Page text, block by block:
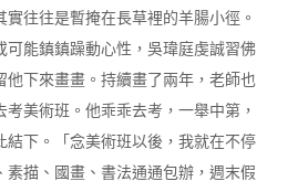
往往是暫掩在長草裡的羊腸小徑。
可能鎮鎮躁動心性，吳瑋庭虔誠習佛
他下來畫畫。持續畫了兩年，老師也
美術班。他乖乖去考，一舉中第，
結下。「念美術班以後，我就在不停
素描、國畫、書法通通包辦，週末假